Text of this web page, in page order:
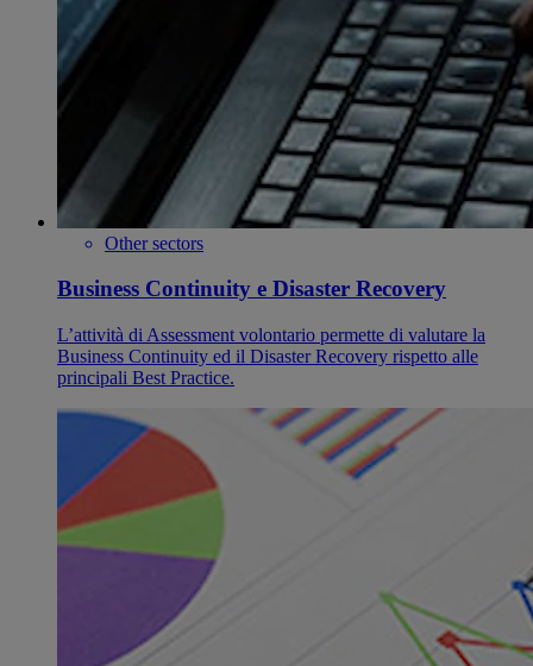
Other sectors
Business Continuity e Disaster Recovery
L’attività di Assessment volontario permette di valutare la
Business Continuity ed il Disaster Recovery rispetto alle
principali Best Practice.